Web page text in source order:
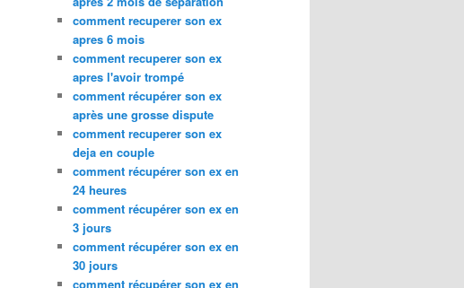
comment recuperer son ex
apres 6 mois
comment recuperer son ex
apres l'avoir trompé
comment récupérer son ex
après une grosse dispute
comment recuperer son ex
deja en couple
comment récupérer son ex en
24 heures
comment récupérer son ex en
3 jours
comment récupérer son ex en
30 jours
comment récupérer son ex en